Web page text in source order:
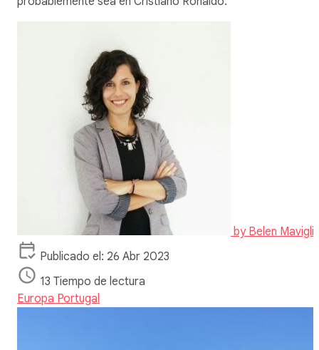
by Belen
Publicado el: 26 Abr 2023
13 Tiempo de lectura
Europa Portugal